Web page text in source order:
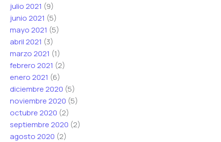
julio 2021 (9)
junio 2021 (5)
mayo 2021 (5)
abril 2021 (3)
marzo 2021 (1)
febrero 2021 (2)
enero 2021 (6)
diciembre 2020 (5)
noviembre 2020 (5)
octubre 2020 (2)
septiembre 2020 (2)
agosto 2020 (2)